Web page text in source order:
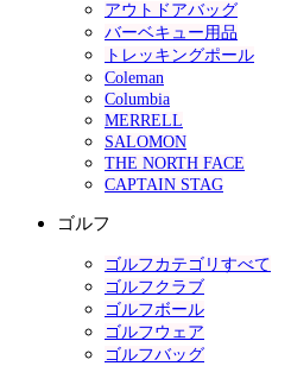
アウトドアバッグ
バーベキュー用品
トレッキングポール
Coleman
Columbia
MERRELL
SALOMON
THE NORTH FACE
CAPTAIN STAG
ゴルフ
ゴルフカテゴリすべて
ゴルフクラブ
ゴルフボール
ゴルフウェア
ゴルフバッグ